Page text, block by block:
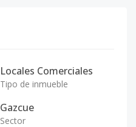
Locales Comerciales
Tipo de inmueble
Gazcue
Sector